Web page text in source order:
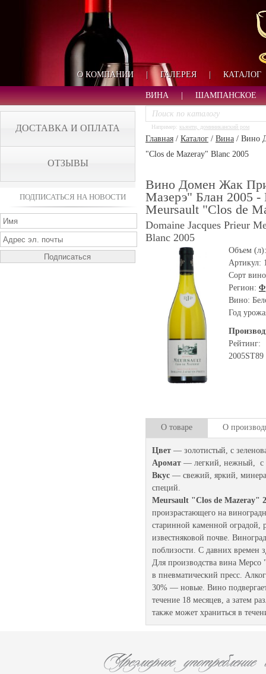
О КОМПАНИИ | ГАЛЕРЕЯ | КАТАЛОГ
ВИНА ШАМПАНСКОЕ
ДОСТАВКА И ОПЛАТА
ОТЗЫВЫ
ПОДПИСАТЬСЯ НА НОВОСТИ
Например: кьянти, доминиканский ром
Главная / Каталог / Вина / Вино
"Clos de Mazeray" Blanc 2005
Вино Домен Жак
Мазерэ" Блан 2005 -
Meursault "Clos de
Domaine Jacques Prieur
Blanc 2005
Объем
Артикул:
Сорт
Регион:
Вино:
Год
Рейтинг:
2005ST89
О товаре О
Цвет — золотистый, с
Аромат — легкий, нежный, с
Вкус — свежий, яркий,
специй.
Meursault "Clos de Mazeray"
произрастающего на
старинной каменной оградой,
известняковой почве.
поблизости. С давних времен
Для производства вина Мерсо
в пневматический пресс.
30% — новые. Вино
течение 18 месяцев, а затем
также может храниться в